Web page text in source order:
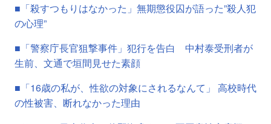
■「殺すつもりはなかった」無期懲役囚が語った”殺人犯
の心理”
■「警察庁長官狙撃事件」犯行を告白 中村泰受刑者が
生前、文通で垣間見せた素顔
■「16歳の私が、性欲の対象にされるなんて」 高校時代
の性被害、断れなかった理由